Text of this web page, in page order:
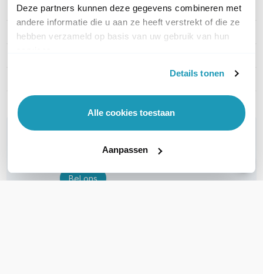
Deze partners kunnen deze gegevens combineren met
andere informatie die u aan ze heeft verstrekt of die ze
hebben verzameld op basis van uw gebruik van hun
Details tonen
Alle cookies toestaan
Aanpassen
Artikelnummer GSM4328PB-100NES
EAN 0606449112801
Managed
WIL JIJ ADVIES OP MAAT?
Vraag het onze experts!
Bel ons